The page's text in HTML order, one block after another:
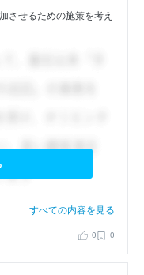
させるための施策を考え
すべての内容を見る
0 0